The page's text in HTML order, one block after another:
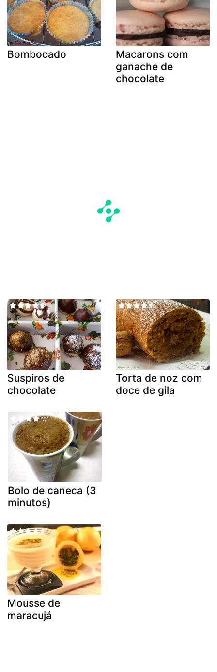
Bombocado
Macarons com
ganache de
chocolate
Suspiros de
chocolate
Torta de noz com
doce de gila
Bolo de caneca (3
minutos)
Mousse de
maracujá